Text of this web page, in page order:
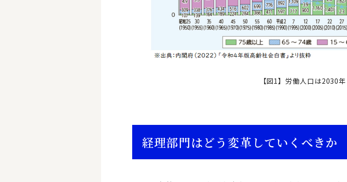
【図1】労働人口は2030
経理部門はどう変革していくべきか